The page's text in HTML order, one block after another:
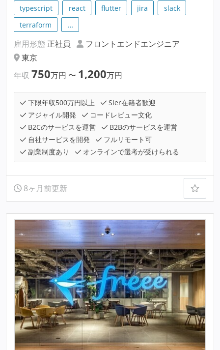
typescript react flutter jira
slack
terraform
…
雇用形態 正社員
フロントエンドエンジニア
東京
年収 750万円 〜 1,200万円
下限年収500万円以上
SIer在籍者歓迎
アジャイル開発
コードレビュー文化
B2Cのサービスを運営
B2Bのサービスを運営
自社サービスを開発
フルリモート可
副業制度あり
オンラインで選考が受けられる
8ヶ月前更新